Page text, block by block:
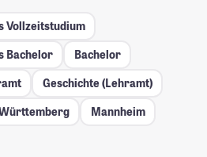
Vollzeitstudium
Bachelor
Bachelor
Geschichte (Lehramt)
Mannheim